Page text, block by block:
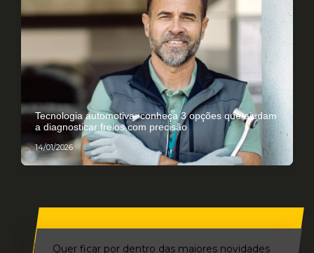
Tecnologia automotiva: conheça 3 opções que ajudam
a diagnosticar freios com precisão
14/01/2026
Quer ficar por dentro das maiores novidades